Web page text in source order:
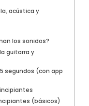
acústica y
los sonidos?
guitarra y
segundos (con app
(básicos)